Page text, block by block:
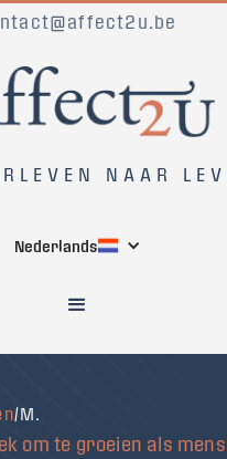
NAAR
Nederlands
om te groeien als
/M.